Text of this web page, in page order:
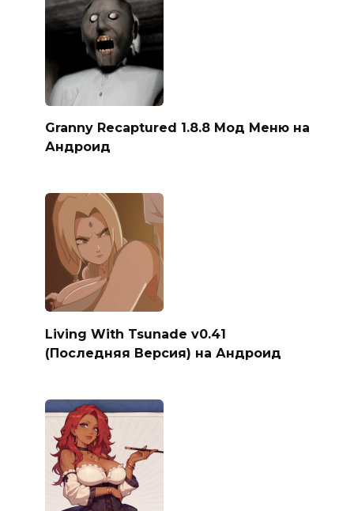
Granny Recaptured 1.8.8 Мод Меню на
Андроид
Living With Tsunade v0.41
(Последняя Версия) на Андроид